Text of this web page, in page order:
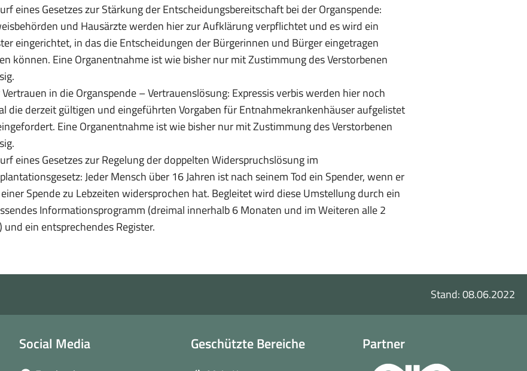
eines Gesetzes zur Stärkung der Entscheidungsbereitschaft bei der Organspende:
und Hausärzte werden hier zur Aufklärung verpflichtet und es wird ein
eingerichtet, in das die Entscheidungen der Bürgerinnen und Bürger eingetragen
können. Eine Organentnahme ist wie bisher nur mit Zustimmung des Verstorbenen
in die Organspende – Vertrauenslösung: Expressis verbis werden hier noch
die derzeit gültigen und eingeführten Vorgaben für Entnahmekrankenhäuser aufgelistet
Eine Organentnahme ist wie bisher nur mit Zustimmung des Verstorbenen
eines Gesetzes zur Regelung der doppelten Widerspruchslösung im
Jeder Mensch über 16 Jahren ist nach seinem Tod ein Spender, wenn er
Spende zu Lebzeiten widersprochen hat. Begleitet wird diese Umstellung durch ein
ssendes Informationsprogramm (dreimal innerhalb 6 Monaten und im Weiteren alle 2
und ein entsprechendes Register.
Stand: 08.06.2022
Social Media Geschützte Bereiche Partner